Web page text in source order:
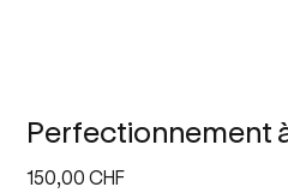
Perfectionnement
150,00 CHF